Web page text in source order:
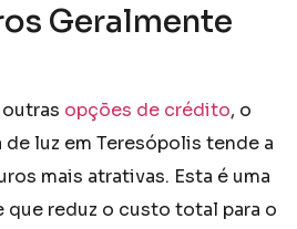
Geralmente
opções de crédito, o
luz em Teresópolis tende a
mais atrativas. Esta é uma
reduz o custo total para o